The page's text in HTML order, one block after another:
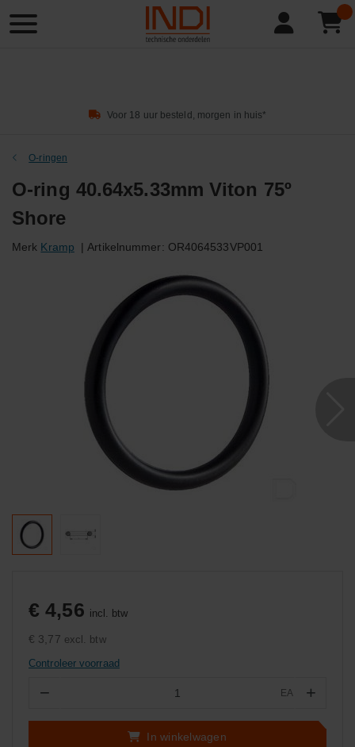
Product
zoeken
Voor 18 uur besteld, morgen in huis*
O-ringen
O-ring 40.64x5.33mm Viton 75º
Shore
Merk Kramp | Artikelnummer: OR4064533VP001
€ 4,56 incl. btw
€ 3,77 excl. btw
Controleer voorraad
− EA +
In winkelwagen